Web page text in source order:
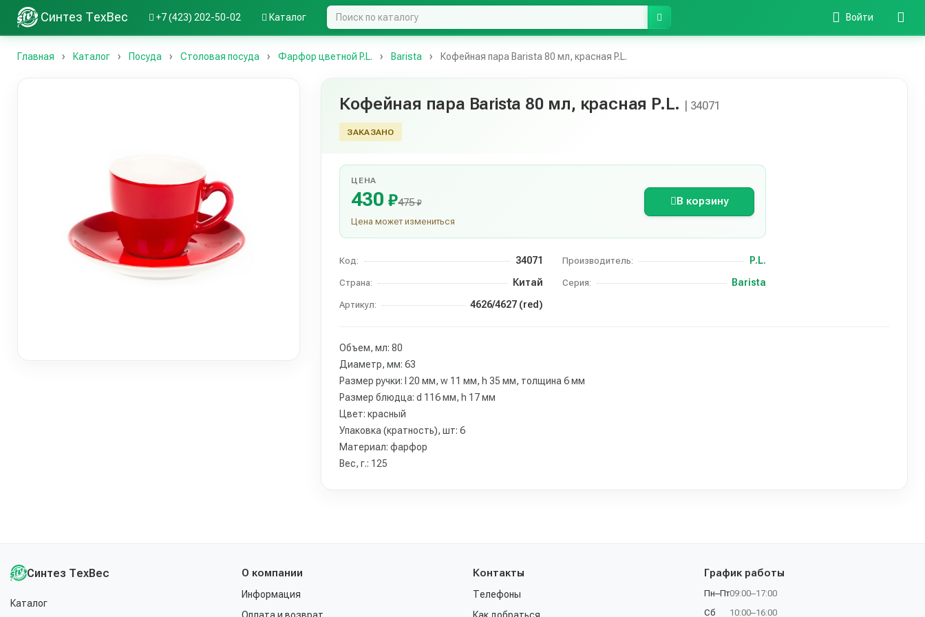
Синтез ТехВес +7 (423) 202-50-02 Каталог Войти
Главная Каталог Посуда Столовая посуда Фарфор цветной P.L. Barista Кофейная пара Barista 80 мл, красная P.L.
Кофейная пара Barista 80 мл, красная P.L. | 34071
ЗАКАЗАНО
ЦЕНА
430₽475₽
Цена может измениться
В корзину
Код: 34071 Производитель: P.L.
Страна: Китай Серия: Barista
Артикул: 4626/4627 (red)
Объем, мл: 80
Диаметр, мм: 63
Размер ручки: l 20 мм, w 11 мм, h 35 мм, толщина 6 мм
Размер блюдца: d 116 мм, h 17 мм
Цвет: красный
Упаковка (кратность), шт: 6
Материал: фарфор
Вес, г.: 125
Синтез ТехВес
Каталог
О компании
Информация
Контакты
Телефоны
График работы
Пн–Пт
Сб
09:00–17:00
10:00–16:00